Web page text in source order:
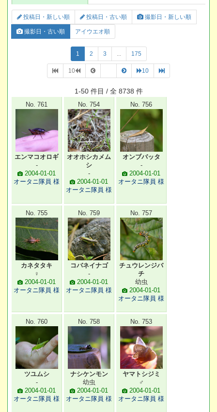
投稿日・新しい順 投稿日・古い順 撮影日・新しい順
撮影日・古い順 アイウエオ順
1 2 3 ... 175
10 10
1-50 件目 / 全 8738 件
No. 761
エンマコオロギ
-
2004-01-01
オータニ隊員 様
No. 754
オオホシカメム
シ
-
2004-01-01
オータニ隊員 様
No. 756
オンブバッタ
-
2004-01-01
オータニ隊員 様
No. 755
カネタタキ
♀
2004-01-01
オータニ隊員 様
No. 759
コバネイナゴ
-
2004-01-01
オータニ隊員 様
No. 757
チュウレンジバ
チ
幼虫
2004-01-01
オータニ隊員 様
No. 760
ツユムシ
-
2004-01-01
オータニ隊員 様
No. 758
ナシケンモン
幼虫
2004-01-01
オータニ隊員 様
No. 753
ヤマトシジミ
♂
2004-01-01
オータニ隊員 様